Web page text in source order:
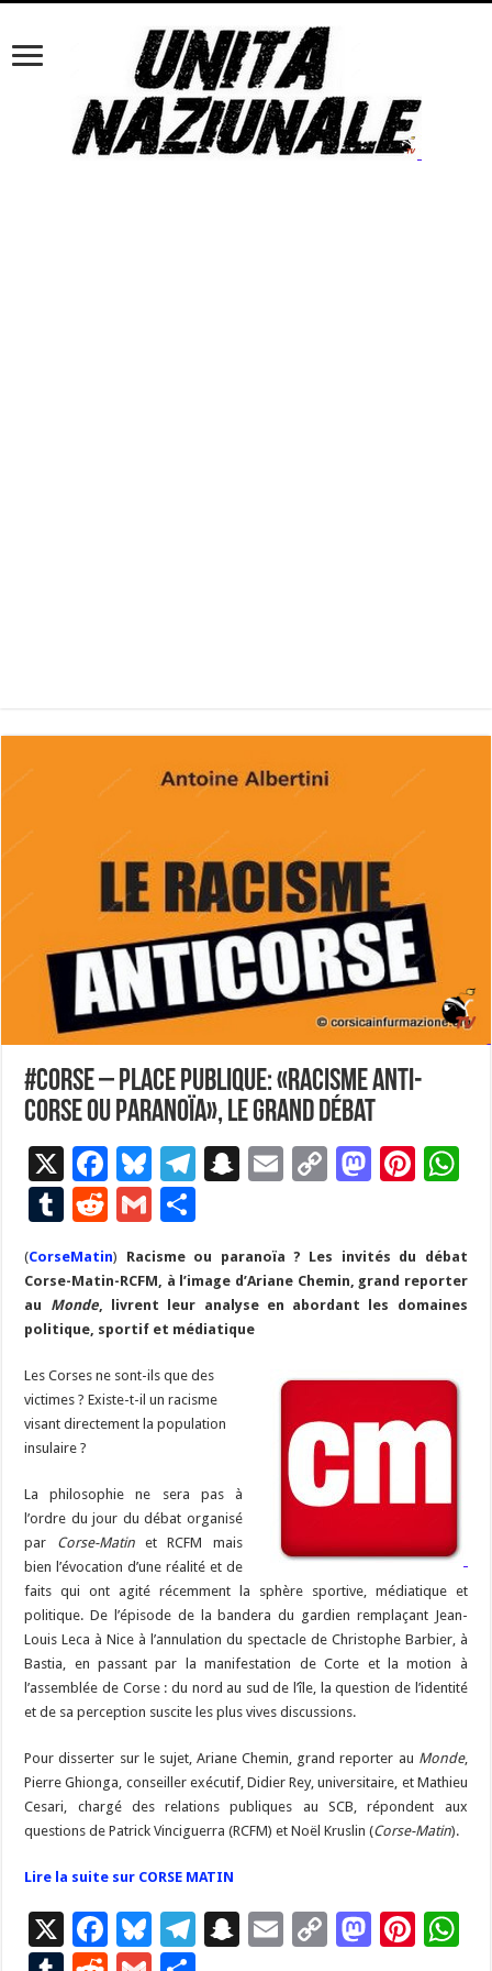
#Corse – Place publique: «Racisme anti-
Corse ou paranoïa», le grand débat
X
F
ac
e
b
o
o
k
Bl
u
es
ky
T
gr
a
m
S
p
c
h
E
l
C
y
Li
k
M
d
o
Pi
es
t
p
T
m
bl
r
R
d
di
t
G
m
ai
l
ta
g
er
(CorseMatin) Racisme ou paranoïa ? Les invités du débat
Corse-Matin-RCFM, à l’image d’Ariane Chemin, grand reporter
au Monde, livrent leur analyse en abordant les domaines
politique, sportif et médiatique
Les Corses ne sont-ils que des
victimes ? Existe-t-il un racisme
visant directement la population
insulaire ?
La philosophie ne sera pas à
l’ordre du jour du débat organisé
par Corse-Matinet RCFM mais
bien l’évocation d’une réalité et de
faits qui ont agité récemment la sphère sportive, médiatique et
politique. De l’épisode de la bandera du gardien remplaçant Jean-
Louis Leca à Nice à l’annulation du spectacle de Christophe Barbier, à
Bastia, en passant par la manifestation de Corte et la motion à
l’assemblée de Corse : du nord au sud de l’île, la question de l’identité
et de sa perception suscite les plus vives discussions.
Pour disserter sur le sujet, Ariane Chemin, grand reporter au Monde,
Pierre Ghionga, conseiller exécutif, Didier Rey, universitaire, et Mathieu
Cesari, chargé des relations publiques au SCB, répondent aux
questions de Patrick Vinciguerra (RCFM) et Noël Kruslin (Corse-Matin).
Lire la suite sur CORSE MATIN
X
F
Bl T
S
E
C
M Pi